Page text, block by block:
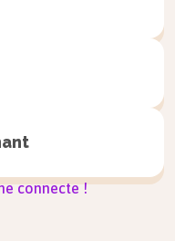
l’homme, c’est à
s’efforce de
la connaissance
l’âme, c’est
connecte !